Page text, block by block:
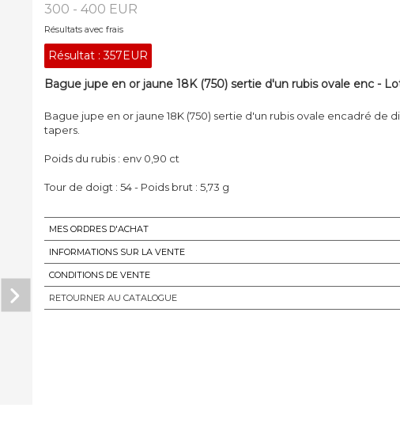
300 - 400 EUR
Résultats avec frais
Résultat :357EUR
Bague jupe en or jaune 18K (750) sertie d'un rubis ovale enc -
Bague jupe en or jaune 18K (750) sertie d'un rubis ovale encadré de
tapers.
Poids du rubis : env 0,90 ct
Tour de doigt : 54 - Poids brut : 5,73 g
MES ORDRES D'ACHAT
INFORMATIONS SUR LA VENTE
CONDITIONS DE VENTE
RETOURNER AU CATALOGUE